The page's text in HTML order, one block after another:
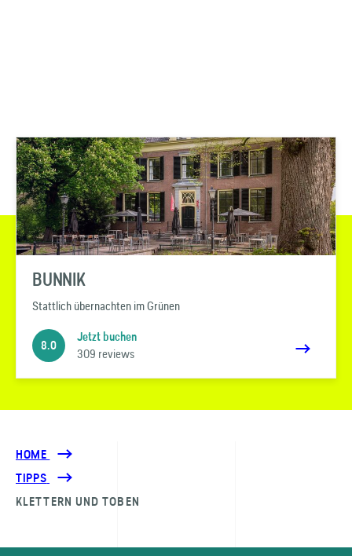
BUNNIK
Stattlich übernachten im Grünen
8.0
Jetzt buchen
309 reviews
HOME
TIPPS
KLETTERN UND TOBEN